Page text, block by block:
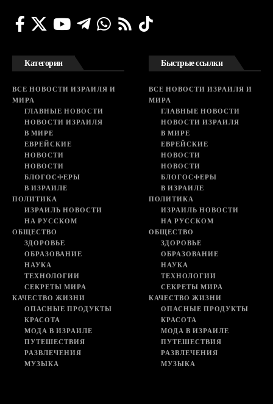
Категории
ВСЕ НОВОСТИ ИЗРАИЛЯ И
МИРА
ГЛАВНЫЕ НОВОСТИ
НОВОСТИ ИЗРАИЛЯ
В МИРЕ
ЕВРЕЙСКИЕ
НОВОСТИ
НОВОСТИ
БЛОГОСФЕРЫ
В ИЗРАИЛЕ
ПОЛИТИКА
ИЗРАИЛЬ НОВОСТИ
НА РУССКОМ
ОБЩЕСТВО
ЗДОРОВЬЕ
ОБРАЗОВАНИЕ
НАУКА
ТЕХНОЛОГИИ
СЕКРЕТЫ МИРА
КАЧЕСТВО ЖИЗНИ
ОПАСНЫЕ ПРОДУКТЫ
КРАСОТА
МОДА В ИЗРАИЛЕ
ПУТЕШЕСТВИЯ
РАЗВЛЕЧЕНИЯ
МУЗЫКА
Быстрые ссылки
ВСЕ НОВОСТИ ИЗРАИЛЯ И
МИРА
ГЛАВНЫЕ НОВОСТИ
НОВОСТИ ИЗРАИЛЯ
В МИРЕ
ЕВРЕЙСКИЕ
НОВОСТИ
НОВОСТИ
БЛОГОСФЕРЫ
В ИЗРАИЛЕ
ПОЛИТИКА
ИЗРАИЛЬ НОВОСТИ
НА РУССКОМ
ОБЩЕСТВО
ЗДОРОВЬЕ
ОБРАЗОВАНИЕ
НАУКА
ТЕХНОЛОГИИ
СЕКРЕТЫ МИРА
КАЧЕСТВО ЖИЗНИ
ОПАСНЫЕ ПРОДУКТЫ
КРАСОТА
МОДА В ИЗРАИЛЕ
ПУТЕШЕСТВИЯ
РАЗВЛЕЧЕНИЯ
МУЗЫКА